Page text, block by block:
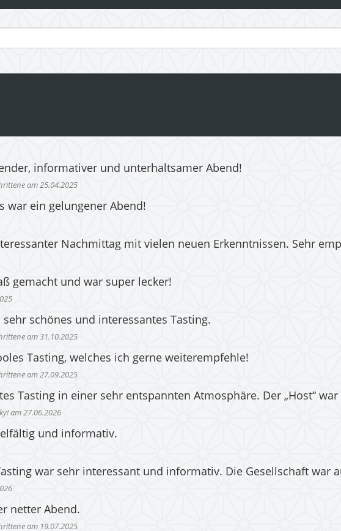
informativer und unterhaltsamer Abend!
am 25.04.2025
war ein gelungener Abend!
Nachmittag mit vielen neuen Erkenntnissen. Sehr
gemacht und war super lecker!
sehr schönes und interessantes Tasting.
am 31.10.2025
Tasting, welches ich gerne weiterempfehle!
am 27.09.2025
Tasting in einer sehr entspannten Atmosphäre. Der „Host“
am 27.06.2026
und informativ.
war sehr interessant und informativ. Die Gesellschaft war
netter Abend.
am 19.07.2025